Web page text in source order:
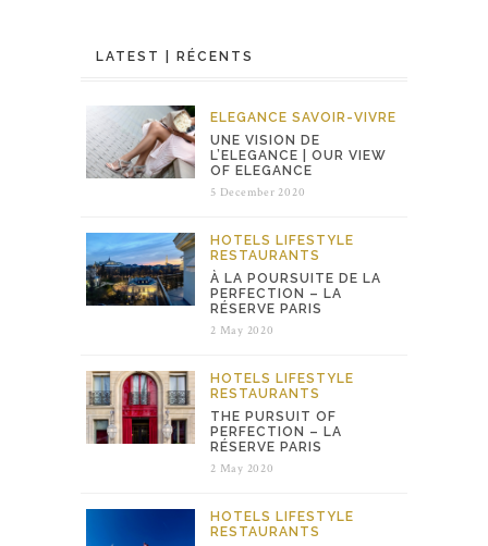
LATEST | RÉCENTS
ELEGANCE SAVOIR-VIVRE
UNE VISION DE
L’ELEGANCE | OUR VIEW
OF ELEGANCE
5 December 2020
HOTELS LIFESTYLE
RESTAURANTS
À LA POURSUITE DE LA
PERFECTION – LA
RÉSERVE PARIS
2 May 2020
HOTELS LIFESTYLE
RESTAURANTS
THE PURSUIT OF
PERFECTION – LA
RÉSERVE PARIS
2 May 2020
HOTELS LIFESTYLE
RESTAURANTS